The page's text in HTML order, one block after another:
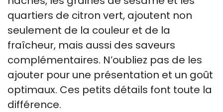
quartiers de citron vert, ajoutent non
seulement de la couleur et de la
fraîcheur, mais aussi des saveurs
complémentaires. N’oubliez pas de les
ajouter pour une présentation et un goût
optimaux. Ces petits détails font toute la
différence.